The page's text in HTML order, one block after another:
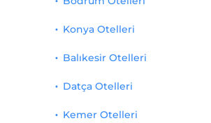
Konya Otelleri
Balıkesir Otelleri
Datça Otelleri
Kemer Otelleri